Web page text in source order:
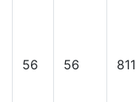
56 56